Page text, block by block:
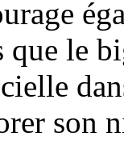
que le
son